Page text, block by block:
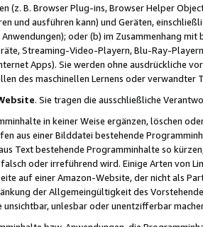
(z. B. Browser Plug-ins, Browser Helper
und ausführen kann) und Geräten,
oder (b) im Zusammenhang
Streaming-Video-Playern, Blu-Ray-
Apps). Sie werden ohne ausdrückliche
des maschinellen Lernens oder
. Sie tragen die ausschließliche
in keiner Weise ergänzen, löschen
aus einer Bilddatei bestehende
Text bestehende Programminhalte so
oder irreführend wird. Einige Arten von
auf einer Amazon-Website, der nicht als
der Allgemeingültigkeit des
unsichtbar, unlesbar oder unentzifferbar